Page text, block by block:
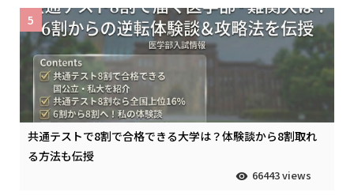
共通テストで8割で合格できる大学は？体験談から8割取れ
る方法も伝授
66443 views
5